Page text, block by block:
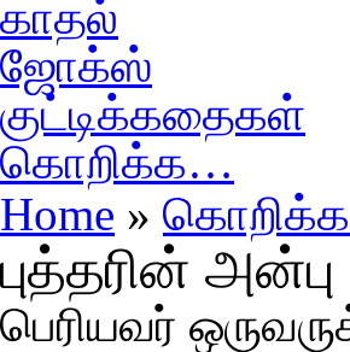
காதல்
ஜோக்ஸ்
குட்டிக்கதைகள்
கொறிக்க…
Home »
புத்தரின் அன்பு
பெரியவர்